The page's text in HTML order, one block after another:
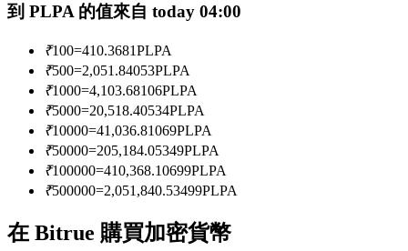
合約資訊
包含交易情況等的大數據分析
到 PLPA 的值來自 today 04:00
₹100=410.3681PLPA
₹500=2,051.84053PLPA
₹1000=4,103.68106PLPA
₹5000=20,518.40534PLPA
₹10000=41,036.81069PLPA
₹50000=205,184.05349PLPA
₹100000=410,368.10699PLPA
₹500000=2,051,840.53499PLPA
在 Bitrue 購買加密貨幣